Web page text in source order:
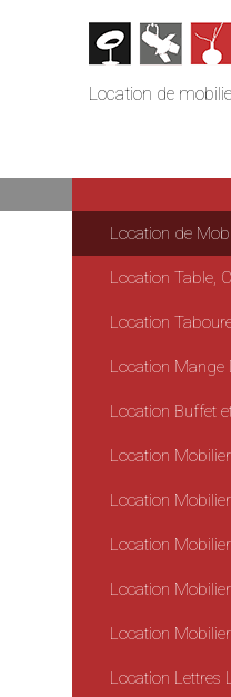
Location de
Location de
Location Table,
Location
Location Mange
Location Buffet
Location
Location
Location
Location
Location
Location Lettres